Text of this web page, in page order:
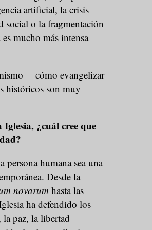
artificial, la crisis
social o la fragmentación
mucho más intensa
—cómo evangelizar
históricos son muy
¿cuál cree que
persona humana sea una
Desde la
novarum hasta las
ha defendido los
la paz, la libertad